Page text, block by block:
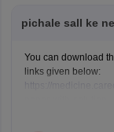
pichale sall ke
You can download
links given below:
https://